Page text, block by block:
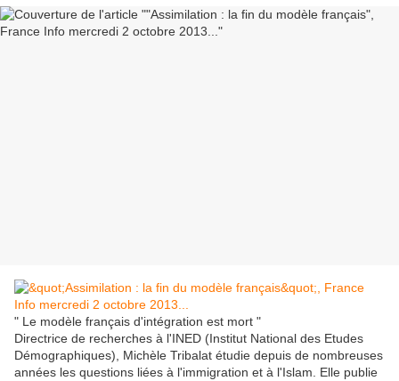
" Le modèle français d'intégration est mort "
Directrice de recherches à l'INED (Institut National des Etudes
Démographiques), Michèle Tribalat étudie depuis de nombreuses
années les questions liées à l'immigration et à l'Islam. Elle publie